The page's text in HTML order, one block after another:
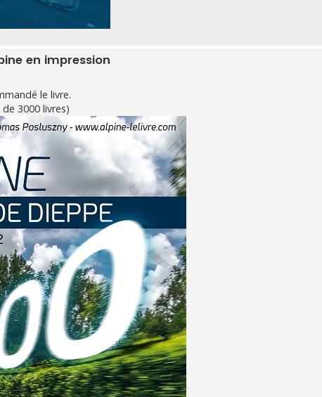
en impression
le livre.
3000 livres)